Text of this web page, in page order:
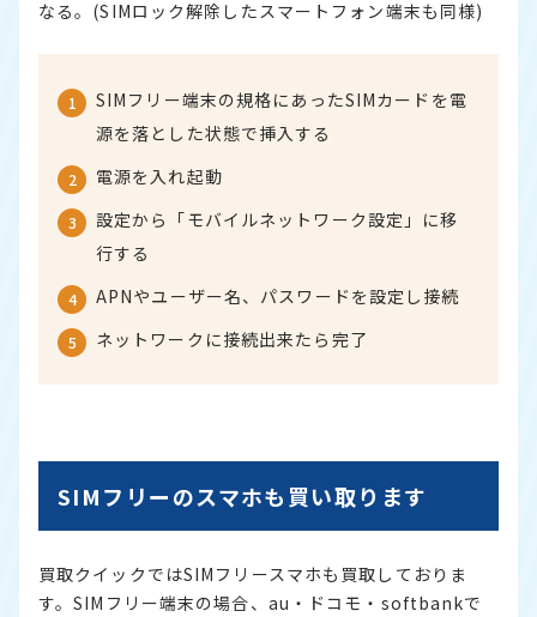
なる。(SIMロック解除したスマートフォン端末も同様)
SIMフリー端末の規格にあったSIMカードを電
源を落とした状態で挿入する
電源を入れ起動
設定から「モバイルネットワーク設定」に移
行する
APNやユーザー名、パスワードを設定し接続
ネットワークに接続出来たら完了
SIMフリーのスマホも買い取ります
買取クイックではSIMフリースマホも買取しておりま
す。SIMフリー端末の場合、au・ドコモ・softbankで